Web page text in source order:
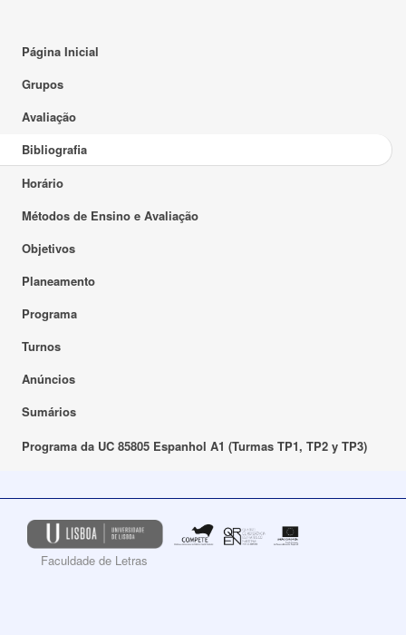
Página Inicial
Grupos
Avaliação
Bibliografia
Horário
Métodos de Ensino e Avaliação
Objetivos
Planeamento
Programa
Turnos
Anúncios
Sumários
Programa da UC 85805 Espanhol A1 (Turmas TP1, TP2 y TP3)
Faculdade de Letras